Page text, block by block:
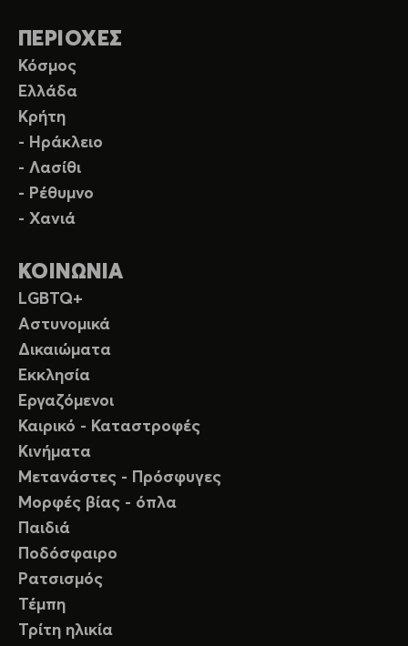
ΠΕΡΙΟΧΕΣ
Κόσμος
Ελλάδα
Κρήτη
- Ηράκλειο
- Λασίθι
- Ρέθυμνο
- Χανιά
ΚΟΙΝΩΝΙΑ
LGBTQ+
Αστυνομικά
Δικαιώματα
Εκκλησία
Εργαζόμενοι
Καιρικό - Καταστροφές
Κινήματα
Μετανάστες - Πρόσφυγες
Μορφές βίας - όπλα
Παιδιά
Ποδόσφαιρο
Ρατσισμός
Τέμπη
Τρίτη ηλικία